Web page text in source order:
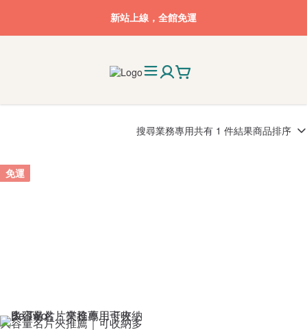
新站上線，全館免運
搜尋業務專用共有 1 件結果商品排序
免運
大容量名片夾推薦｜可收納多